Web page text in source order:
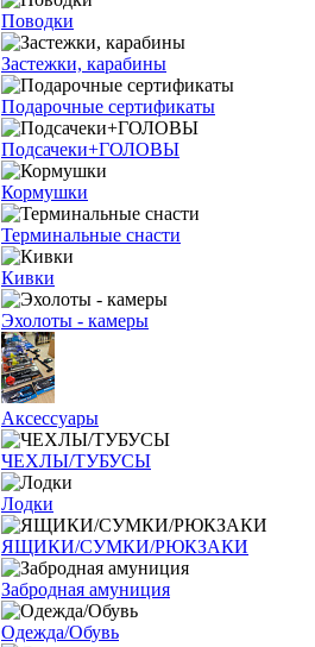
Поводки
Застежки, карабины
Подарочные сертификаты
Подсачеки+ГОЛОВЫ
Кормушки
Терминальные снасти
Кивки
Эхолоты - камеры
Аксессуары
ЧЕХЛЫ/ТУБУСЫ
Лодки
ЯЩИКИ/СУМКИ/РЮКЗАКИ
Забродная амуниция
Одежда/Обувь